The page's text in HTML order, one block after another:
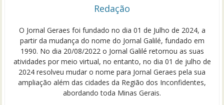
Redação
O Jornal Geraes foi fundado no dia 01 de Julho de 2024, a
partir da mudança do nome do Jornal Galilé, fundado em
1990. No dia 20/08/2022 o Jornal Galilé retornou as suas
atividades por meio virtual, no entanto, no dia 01 de julho de
2024 resolveu mudar o nome para Jornal Geraes pela sua
ampliação além das cidades da Região dos Inconfidentes,
abordando toda Minas Gerais.